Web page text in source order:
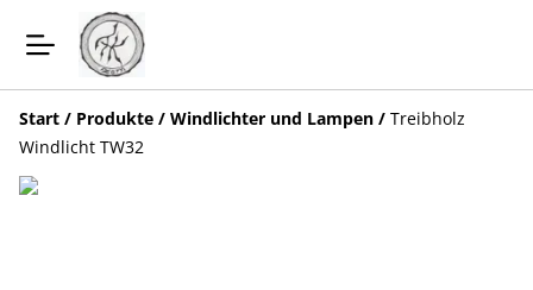
Start / Produkte / Windlichter und Lampen / Treibholz
Windlicht TW32